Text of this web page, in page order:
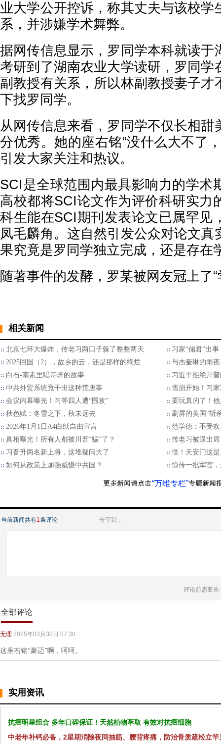
业大学公开控诉，称其丈夫与该校学
系，并涉嫌学术舞弊。
据网传信息显示，罗同学本科就读于
考研到了湖南农业大学读研，罗同学
副教授有关系，所以林副教授妻子才
下找罗同学。
从网传信息来看，罗同学不仅长相甜
分优秀。她的座右铭“没什么大不了
引发大家关注和热议。
SCI是全球范围内最具影响力的学术
高校都将SCI论文作为评价科研实力
科生能在SCI期刊发表论文已属罕见
凤毛麟角。这自然引发公众对论文真
果究竟是罗同学独立完成，还是存在
随著事件的发酵，罗某被网友冠上了
相关新闻
北京七环大爆炸，传老习两口子躲了整整两天
习家“储君”出
2025回国（2），故乡的云，还是那样的绚烂
与杰奎琳的雨
白石-南素里唱诗班的故事
习近平拒绝川普
中共外贸系统竟干出这种荒唐事
雪崩开始！习
会议内幕曝光！习等四人遭“围攻”
要玩真的了！
秋色赋：冬雪之下，秋未远去
刷屏的美国“斩
2026年1月1日A4白纸自由宣言
范学德：不受
真相曝光！所有人都被川普“骗”了？
传老习被逼出
习晋升两名新上将，这堆疑问大了
怪！天安门这
如何从政策上加强威慑中共国？
惊传一批军官
“万维专栏”
当前新闻共有1条评论 分享到：
评论前需要先
全部评论
无理 2025年03月30日 07:30
这座右铭“豪迈”啊，呵呵。
实用资讯
抗癌明星组合 多年口碑保证！天然植物萃取 有效对抗癌细胞
中老年补钙必备，2星期消除夜间抽筋、腰背疼痛，防治骨质疏松立竿